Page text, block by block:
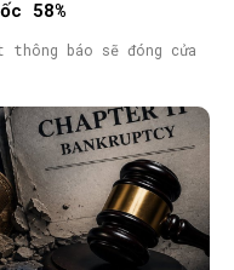
58%
báo sẽ đóng cửa